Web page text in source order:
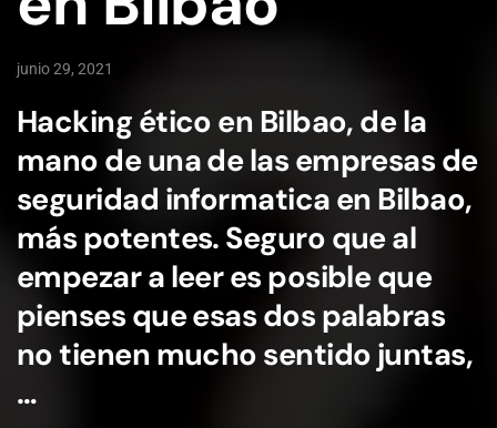
junio 29, 2021
Hacking ético en Bilbao, de la
mano de una de las empresas de
seguridad informatica en Bilbao,
más potentes. Seguro que al
empezar a leer es posible que
pienses que esas dos palabras
no tienen mucho sentido juntas,
…